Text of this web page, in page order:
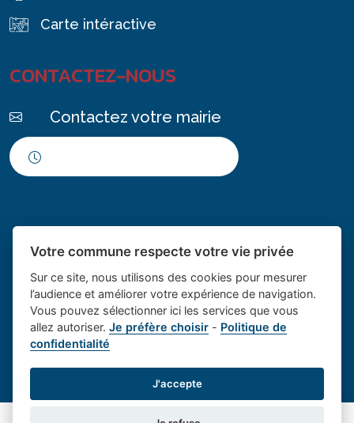
Carte intéractive
CONTACTEZ-NOUS
Contactez votre mairie
Place du village la solution web
et appli des collectivités
- Le village de
Mentions légales- Gestion des cookies
Votre commune respecte votre vie privée
Sur ce site, nous utilisons des cookies pour mesurer
l’audience et améliorer votre expérience de navigation.
Vous pouvez sélectionner ici les services que vous
allez autoriser.Je préfère choisir - Politique de
confidentialité
J'accepte